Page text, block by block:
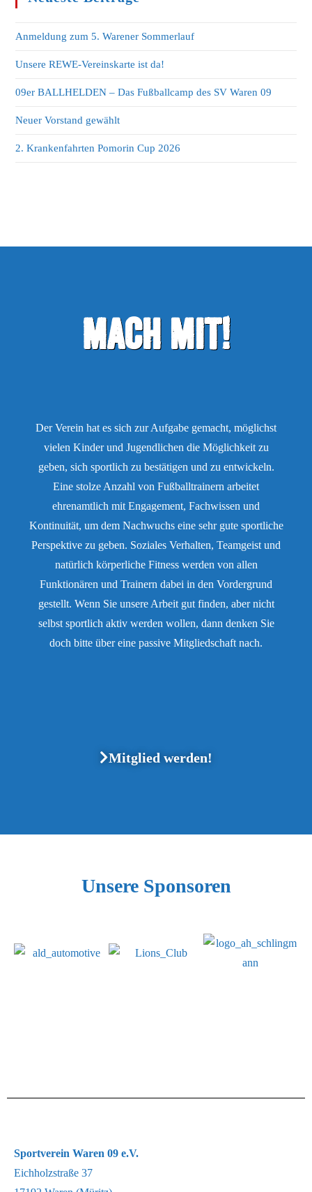
Anmeldung zum 5. Warener Sommerlauf
Unsere REWE-Vereinskarte ist da!
09er BALLHELDEN – Das Fußballcamp des SV Waren 09
Neuer Vorstand gewählt
2. Krankenfahrten Pomorin Cup 2026
Mach mit!
Der Verein hat es sich zur Aufgabe gemacht, möglichst
vielen Kinder und Jugendlichen die Möglichkeit zu
geben, sich sportlich zu bestätigen und zu entwickeln.
Eine stolze Anzahl von Fußballtrainern arbeitet
ehrenamtlich mit Engagement, Fachwissen und
Kontinuität, um dem Nachwuchs eine sehr gute sportliche
Perspektive zu geben. Soziales Verhalten, Teamgeist und
natürlich körperliche Fitness werden von allen
Funktionären und Trainern dabei in den Vordergrund
gestellt. Wenn Sie unsere Arbeit gut finden, aber nicht
selbst sportlich aktiv werden wollen, dann denken Sie
doch bitte über eine passive Mitgliedschaft nach.
Mitglied werden!
Unsere Sponsoren
Sportverein Waren 09 e.V.
Eichholzstraße 37